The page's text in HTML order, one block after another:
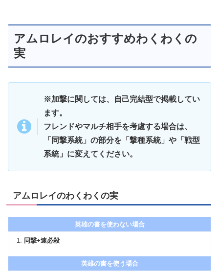
アムロレイのおすすめわくわくの
実
※加撃に関しては、自己完結型で掲載してい
ます。
フレンドやマルチ相手を考慮する場合は、
「同撃系統」の部分を「撃種系統」や「戦型
系統」に変えてください。
アムロレイのわくわくの実
英雄の書を使わない場合
同撃+速必殺
英雄の書を使う場合